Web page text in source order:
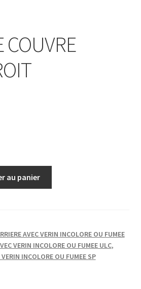
COUVRE
au panier
AVEC VERIN INCOLORE OU FUMEE
VERIN INCOLORE OU FUMEE ULC,
INCOLORE OU FUMEE SP